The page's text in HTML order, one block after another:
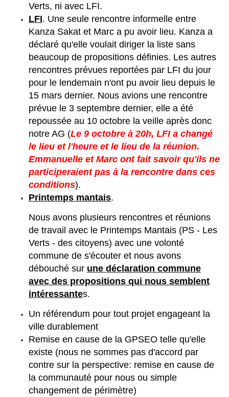
Verts, ni avec LFI.
LFI. Une seule rencontre informelle entre
Kanza Sakat et Marc a pu avoir lieu. Kanza a
déclaré qu'elle voulait diriger la liste sans
beaucoup de propositions définies. Les autres
rencontres prévues reportées par LFI du jour
pour le lendemain n'ont pu avoir lieu depuis le
15 mars dernier. Nous avions une rencontre
prévue le 3 septembre dernier, elle a été
repoussée au 10 octobre la veille après donc
notre AG (Le 9 octobre à 20h, LFI a changé
le lieu et l'heure et le lieu de la réunion.
Emmanuelle et Marc ont fait savoir qu'ils ne
participeraient pas à la rencontre dans ces
conditions).
Printemps mantais.
Nous avons plusieurs rencontres et réunions
de travail avec le Printemps Mantais (PS - Les
Verts - des citoyens) avec une volonté
commune de s'écouter et nous avons
débouché sur une déclaration commune
avec des propositions qui nous semblent
intéressantes.
Un référendum pour tout projet engageant la
ville durablement
Remise en cause de la GPSEO telle qu'elle
existe (nous ne sommes pas d'accord par
contre sur la perspective: remise en cause de
la communauté pour nous ou simple
changement de périmètre)